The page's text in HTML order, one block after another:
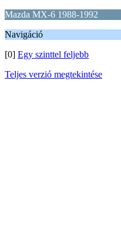
Mazda MX-6 1988-1992
Navigáció
[0] Egy szinttel feljebb
Teljes verzió megtekintése